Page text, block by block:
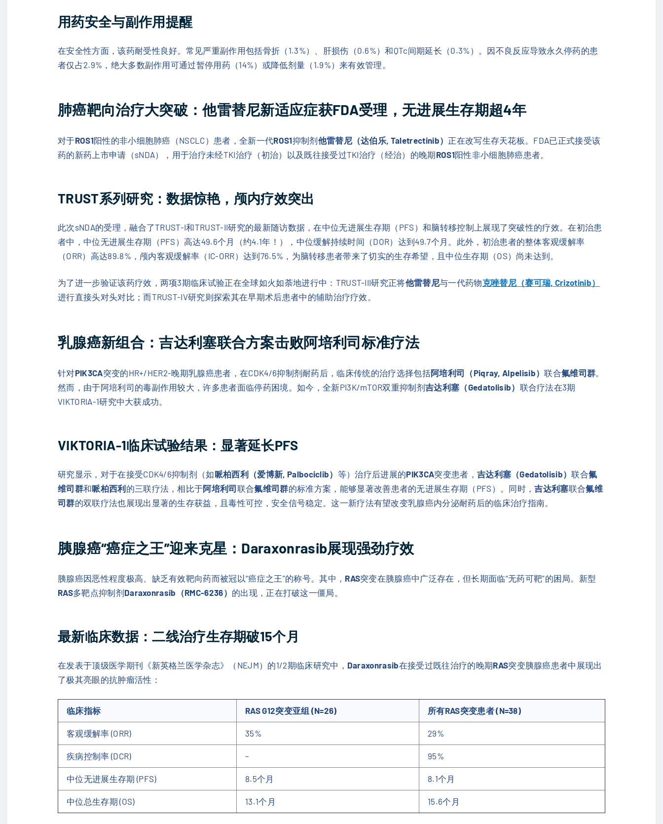
用药安全与副作用提醒
在安全性方面，该药耐受性良好。常见严重副作用包括骨折（1.3%）、肝损伤（0.6%）和QTc间期延长（0.3%）。因不良反应导致永久停药的患
者仅占2.9%，绝大多数副作用可通过暂停用药（14%）或降低剂量（1.9%）来有效管理。
肺癌靶向治疗大突破：他雷替尼新适应症获FDA受理，无进展生存期超4年
对于ROS1阳性的非小细胞肺癌（NSCLC）患者，全新一代ROS1抑制剂他雷替尼（达伯乐, Taletrectinib） 正在改写生存天花板。FDA已正式接受该
药的新药上市申请（sNDA），用于治疗未经TKI治疗（初治）以及既往接受过TKI治疗（经治）的晚期ROS1阳性非小细胞肺癌患者。
TRUST系列研究：数据惊艳，颅内疗效突出
此次sNDA的受理，融合了TRUST-I和TRUST-II研究的最新随访数据，在中位无进展生存期（PFS）和脑转移控制上展现了突破性的疗效。在初治患
者中，中位无进展生存期（PFS）高达49.6个月（约4.1年！），中位缓解持续时间（DOR）达到49.7个月。此外，初治患者的整体客观缓解率
（ORR）高达89.8%，颅内客观缓解率（IC-ORR）达到76.5%，为脑转移患者带来了切实的生存希望，且中位生存期（OS）尚未达到。
为了进一步验证该药疗效，两项3期临床试验正在全球如火如荼地进行中：TRUST-III研究正将他雷替尼与一代药物克唑替尼（赛可瑞, Crizotinib）
进行直接头对头对比；而TRUST-IV研究则探索其在早期术后患者中的辅助治疗疗效。
乳腺癌新组合：吉达利塞联合方案击败阿培利司标准疗法
针对PIK3CA突变的HR+/HER2-晚期乳腺癌患者，在CDK4/6抑制剂耐药后，临床传统的治疗选择包括阿培利司（Piqray, Alpelisib）联合氟维司群。
然而，由于阿培利司的毒副作用较大，许多患者面临停药困境。如今，全新PI3K/mTOR双重抑制剂吉达利塞（Gedatolisib） 联合疗法在3期
VIKTORIA-1研究中大获成功。
VIKTORIA-1临床试验结果：显著延长PFS
研究显示，对于在接受CDK4/6抑制剂（如哌柏西利（爱博新, Palbociclib） 等）治疗后进展的PIK3CA突变患者， 吉达利塞（Gedatolisib）联合氟
维司群和哌柏西利的三联疗法，相比于阿培利司联合氟维司群的标准方案，能够显著改善患者的无进展生存期（PFS）。同时，吉达利塞联合氟维
司群的双联疗法也展现出显著的生存获益，且毒性可控，安全信号稳定。这一新疗法有望改变乳腺癌内分泌耐药后的临床治疗指南。
胰腺癌“癌症之王”迎来克星：Daraxonrasib展现强劲疗效
胰腺癌因恶性程度极高、缺乏有效靶向药而被冠以“癌症之王”的称号。其中， RAS突变在胰腺癌中广泛存在，但长期面临“无药可靶”的困局。新型
RAS多靶点抑制剂Daraxonrasib（RMC-6236） 的出现，正在打破这一僵局。
最新临床数据：二线治疗生存期破15个月
在发表于顶级医学期刊《新英格兰医学杂志》（NEJM）的1/2期临床研究中， Daraxonrasib在接受过既往治疗的晚期RAS突变胰腺癌患者中展现出
了极其亮眼的抗肿瘤活性：
临床指标 RAS G12突变亚组 (N=26) 所有RAS突变患者 (N=38)
客观缓解率 (ORR) 35% 29%
疾病控制率 (DCR) – 95%
中位无进展生存期 (PFS) 8.5个月 8.1个月
中位总生存期 (OS) 13.1个月 15.6个月